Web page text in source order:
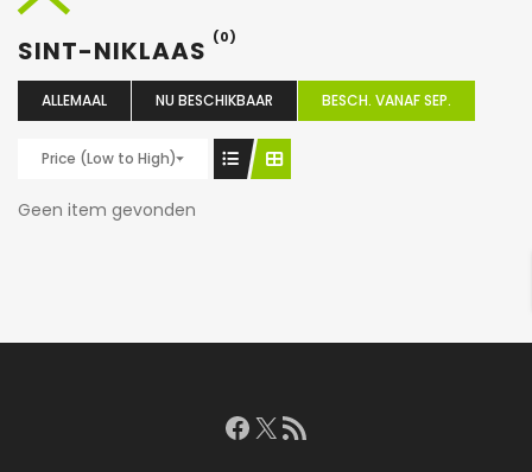
SINT-NIKLAAS (0)
ALLEMAAL NU BESCHIKBAAR BESCH. VANAF SEP.
Price (Low to High)
Geen item gevonden
Facebook
X RSS feed